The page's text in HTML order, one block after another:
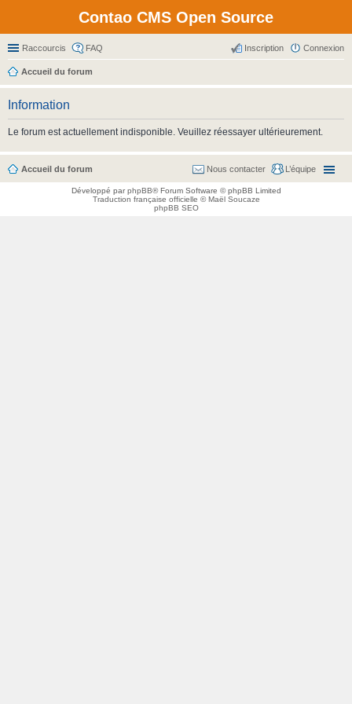
Contao CMS Open Source
Raccourcis FAQ Connexion
Inscription
Accueil du forum
Information
Le forum est actuellement indisponible. Veuillez réessayer ultérieurement.
Accueil du forum L’équipe
Nous contacter
Développé parphpBB® Forum Software © phpBB Limited
Traduction française officielle ©Maël Soucaze
phpBB SEO